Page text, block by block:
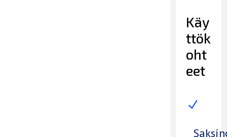
Käy
ttök
oht
eet
N